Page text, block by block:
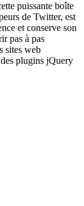
puissante boîte
de Twitter, est
et conserve son
pas à pas
sites web
plugins jQuery